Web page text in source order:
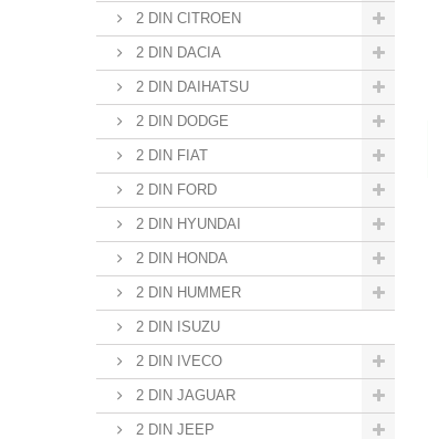
2 DIN CITROEN
2 DIN DACIA
2 DIN DAIHATSU
2 DIN DODGE
2 DIN FIAT
2 DIN FORD
2 DIN HYUNDAI
2 DIN HONDA
2 DIN HUMMER
2 DIN ISUZU
2 DIN IVECO
2 DIN JAGUAR
2 DIN JEEP